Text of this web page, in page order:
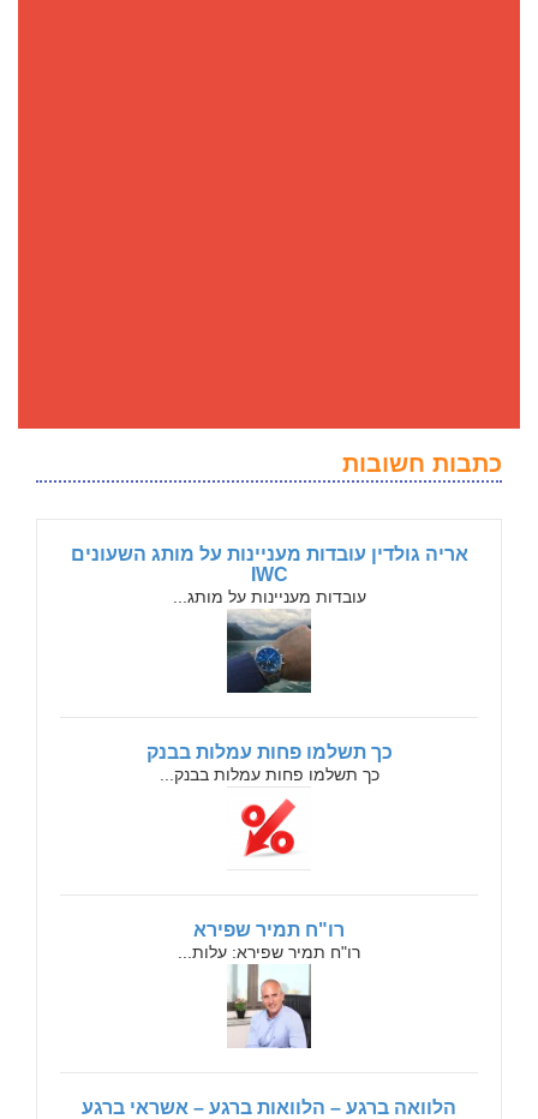
כתבות חשובות
אריה גולדין עובדות מעניינות על מותג השעונים
IWC
עובדות מעניינות על מותג...
כך תשלמו פחות עמלות בבנק
כך תשלמו פחות עמלות בבנק...
רו"ח תמיר שפירא
רו"ח תמיר שפירא: עלות...
הלוואה ברגע – הלוואות ברגע – אשראי ברגע